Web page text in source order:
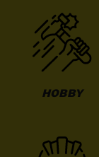
HOBBY